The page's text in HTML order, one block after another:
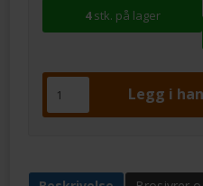
4stk. på lager